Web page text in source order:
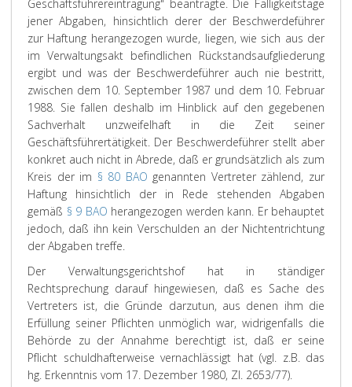
Geschäftsführereintragung" beantragte. Die Fälligkeitstage
jener Abgaben, hinsichtlich derer der Beschwerdeführer
zur Haftung herangezogen wurde, liegen, wie sich aus der
im Verwaltungsakt befindlichen Rückstandsaufgliederung
ergibt und was der Beschwerdeführer auch nie bestritt,
zwischen dem 10. September 1987 und dem 10. Februar
1988. Sie fallen deshalb im Hinblick auf den gegebenen
Sachverhalt unzweifelhaft in die Zeit seiner
Geschäftsführertätigkeit. Der Beschwerdeführer stellt aber
konkret auch nicht in Abrede, daß er grundsätzlich als zum
Kreis der im § 80 BAO genannten Vertreter zählend, zur
Haftung hinsichtlich der in Rede stehenden Abgaben
gemäß § 9 BAO herangezogen werden kann. Er behauptet
jedoch, daß ihn kein Verschulden an der Nichtentrichtung
der Abgaben treffe.
Der Verwaltungsgerichtshof hat in ständiger
Rechtsprechung darauf hingewiesen, daß es Sache des
Vertreters ist, die Gründe darzutun, aus denen ihm die
Erfüllung seiner Pflichten unmöglich war, widrigenfalls die
Behörde zu der Annahme berechtigt ist, daß er seine
Pflicht schuldhafterweise vernachlässigt hat (vgl. z.B. das
hg. Erkenntnis vom 17. Dezember 1980, Zl. 2653/77).